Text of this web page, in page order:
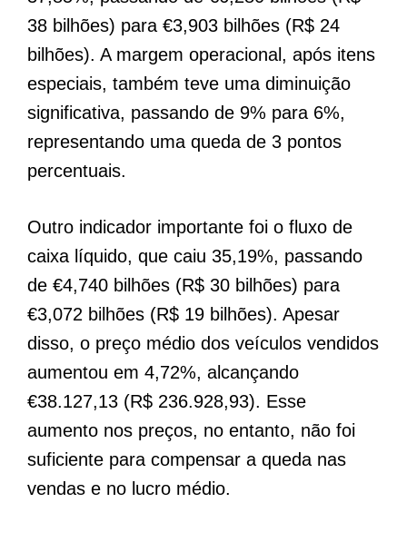
38 bilhões) para €3,903 bilhões (R$ 24
bilhões). A margem operacional, após itens
especiais, também teve uma diminuição
significativa, passando de 9% para 6%,
representando uma queda de 3 pontos
percentuais.
Outro indicador importante foi o fluxo de
caixa líquido, que caiu 35,19%, passando
de €4,740 bilhões (R$ 30 bilhões) para
€3,072 bilhões (R$ 19 bilhões). Apesar
disso, o preço médio dos veículos vendidos
aumentou em 4,72%, alcançando
€38.127,13 (R$ 236.928,93). Esse
aumento nos preços, no entanto, não foi
suficiente para compensar a queda nas
vendas e no lucro médio.